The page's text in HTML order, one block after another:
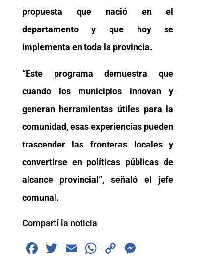
propuesta que nació en el
departamento y que hoy se
implementa en toda la provincia.
“Este programa demuestra que
cuando los municipios innovan y
generan herramientas útiles para la
comunidad, esas experiencias pueden
trascender las fronteras locales y
convertirse en políticas públicas de
alcance provincial”, señaló el jefe
comunal.
Compartí la noticia
F
T
E
W
C